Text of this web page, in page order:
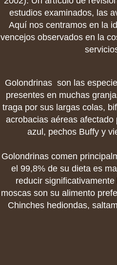
estudios examinados, las
Aquí nos centramos en la
vencejos observados en la
Golondrinas son las
presentes en muchas
traga por sus largas colas,
acrobacias aéreas
azul, pechos Buffy y
Golondrinas comen
el 99,8% de su dieta es
reducir
moscas son su alimento
Chinches hediondas,